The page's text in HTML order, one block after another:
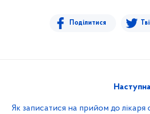
Поділитися
Наступна
Як записатися на прийом до лікаря